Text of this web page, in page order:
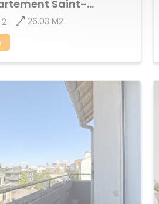
Achat Appartement Saint-Helier
2 26.03 M2